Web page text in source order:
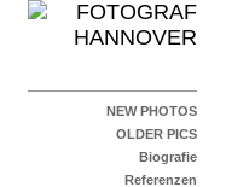
NEW PHOTOS
OLDER PICS
Biografie
Referenzen